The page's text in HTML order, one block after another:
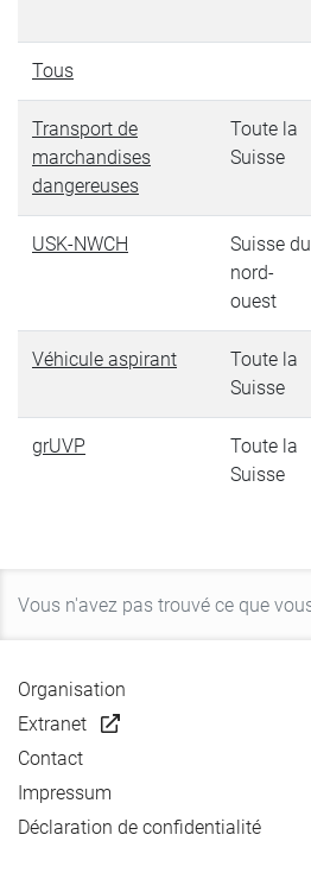
Tous
Transport de
marchandises
dangereuses
Toute la
Suisse
USK-NWCH
Suisse du
nord-
ouest
Véhicule aspirant
Toute la
Suisse
grUVP
Toute la
Suisse
Organisation
Extranet
Contact
Impressum
Déclaration de confidentialité